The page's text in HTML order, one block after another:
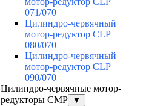
071/070
Цилиндро-червячный
мотор-редуктор CLP
080/070
Цилиндро-червячный
мотор-редуктор CLP
090/070
Цилиндро-червячные мотор-
редукторы CMP
▼